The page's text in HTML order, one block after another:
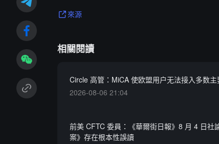
來源
相關閱讀
Circle 高管：MiCA 使欧盟用户无法接入多数主
2026-08-06 21:04
前美 CFTC 委員：《華爾街日報》8 月 4 日社
案》存在根本性誤讀